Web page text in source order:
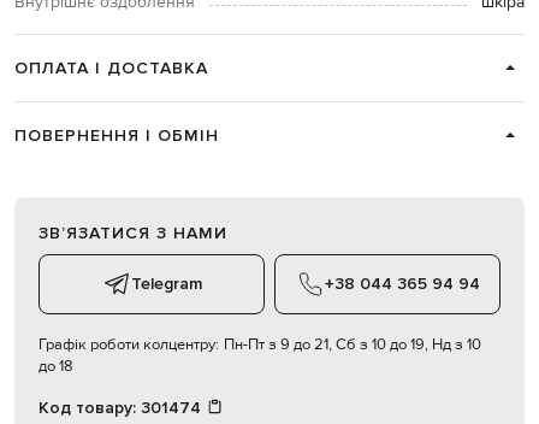
ОПЛАТА І ДОСТАВКА
ПОВЕРНЕННЯ І ОБМІН
ЗВʼЯЗАТИСЯ З НАМИ
Telegram +38 044 365 94 94
Графік роботи колцентру: Пн-Пт з 9 до 21, Сб з 10 до 19, Нд з 10
до 18
Код товару: 301474